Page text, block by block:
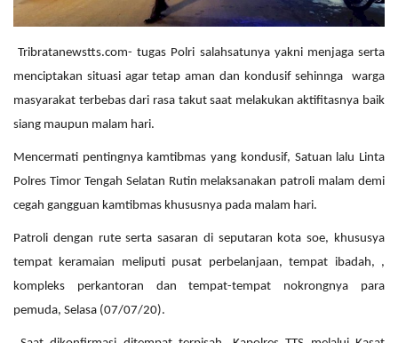
Tribratanewstts.com- tugas Polri salahsatunya yakni menjaga serta
menciptakan situasi agar tetap aman dan kondusif sehinnga warga
masyarakat terbebas dari rasa takut saat melakukan aktifitasnya baik
siang maupun malam hari.
Mencermati pentingnya kamtibmas yang kondusif, Satuan lalu Linta
Polres Timor Tengah Selatan Rutin melaksanakan patroli malam demi
cegah gangguan kamtibmas khususnya pada malam hari.
Patroli dengan rute serta sasaran di seputaran kota soe, khususya
tempat keramaian meliputi pusat perbelanjaan, tempat ibadah, ,
kompleks perkantoran dan tempat-tempat nokrongnya para
pemuda, Selasa (07/07/20).